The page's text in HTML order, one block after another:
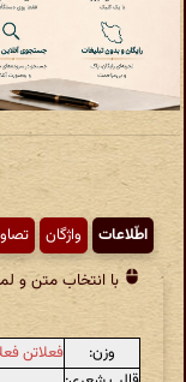
اطّلاعات واژگان
با انتخاب متن و
وزن:
فعلاتن